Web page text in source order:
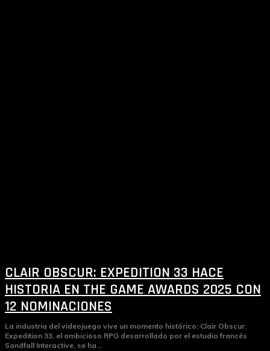
CLAIR OBSCUR: EXPEDITION 33 HACE
HISTORIA EN THE GAME AWARDS 2025 CON
12 NOMINACIONES
La industria del videojuego vive un momento histórico: Clair Obscur:
Expedition 33, el ambicioso RPG desarrollado por el estudio francés
Sandfall Interactive, se ha...